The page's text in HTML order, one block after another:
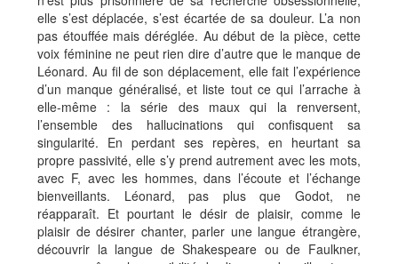
elle s’est déplacée, s’est écartée de sa douleur. L’a non
pas étouffée mais déréglée. Au début de la pièce, cette
voix féminine ne peut rien dire d’autre que le manque de
Léonard. Au fil de son déplacement, elle fait l’expérience
d’un manque généralisé, et liste tout ce qui l’arrache à
elle-même : la série des maux qui la renversent,
l’ensemble des hallucinations qui confisquent sa
singularité. En perdant ses repères, en heurtant sa
propre passivité, elle s’y prend autrement avec les mots,
avec F, avec les hommes, dans l’écoute et l’échange
bienveillants. Léonard, pas plus que Godot, ne
réapparaît. Et pourtant le désir de plaisir, comme le
plaisir de désirer chanter, parler une langue étrangère,
découvrir la langue de Shakespeare ou de Faulkner,